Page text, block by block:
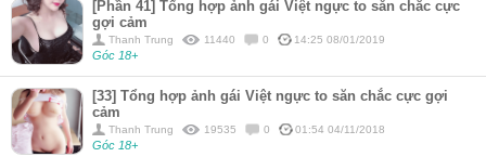
[Phần 41] Tổng hợp ảnh gái Việt ngực to săn chắc cực
gợi cảm
Thanh Trung 11440 0 14:25 08/01/2019
Góc 18+
[33] Tổng hợp ảnh gái Việt ngực to săn chắc cực gợi
cảm
Thanh Trung 19535 0 01:54 04/11/2018
Góc 18+